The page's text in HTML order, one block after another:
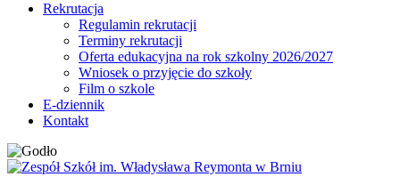
Rekrutacja
Regulamin rekrutacji
Terminy rekrutacji
Oferta edukacyjna na rok szkolny 2026/2027
Wniosek o przyjęcie do szkoły
Film o szkole
E-dziennik
Kontakt